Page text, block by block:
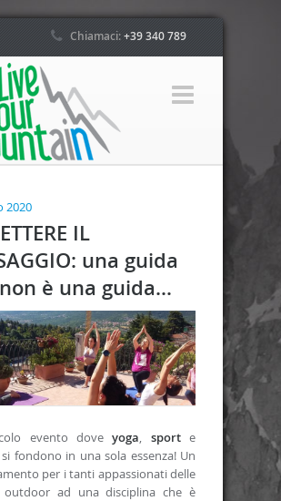
Chiamaci:+39 340 789
2020
IL
una guida
è una guida…
evento doveyoga, sporte
si fondono in una sola essenza! Un
per i tanti appassionati delle
ad una disciplina che è